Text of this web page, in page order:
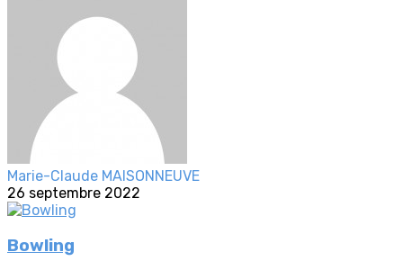
Marie-Claude MAISONNEUVE
26 septembre 2022
Bowling